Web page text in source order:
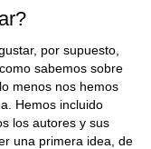
por supuesto,
sabemos sobre
menos nos hemos
Hemos incluido
los autores y sus
una primera idea, de